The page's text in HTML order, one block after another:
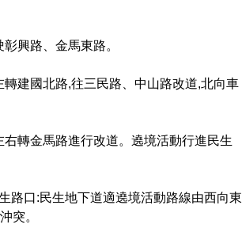
興路、金馬東路。
建國北路,往三民路、中山路改道,北向車
轉金馬路進行改道。遶境活動行進民生
路口:民生地下道適遶境活動路線由西向東
突。